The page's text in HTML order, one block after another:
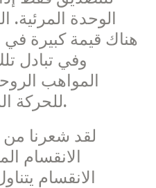
الوحدة المرئية.
هناك قيمة كبيرة في
المواهب
للحركة المسكونية منذ ظهورها.
لقد شعرنا
الانقسام
الانقسام